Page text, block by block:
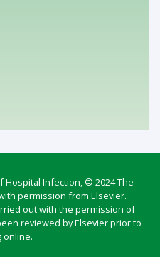
Hospital Infection, © 2024 The
permission from Elsevier.
out with the permission of
reviewed by Elsevier prior to
online.